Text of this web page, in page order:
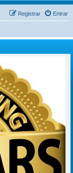
Entrar
Registrar